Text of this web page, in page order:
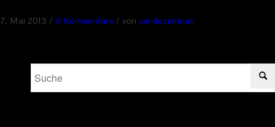
7. Mai 2013 / 9 Kommentare / von sendezentrum